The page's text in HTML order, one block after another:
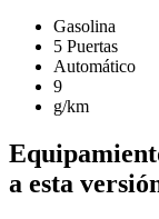
Gasolina
5 Puertas
Automático
9
g/km
a esta